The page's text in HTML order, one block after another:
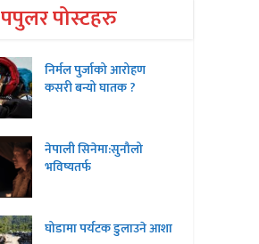
पपुलर पोस्टहरु
निर्मल पुर्जाको आरोहण
कसरी बन्यो घातक ?
नेपाली सिनेमा:सुनौलो
भविष्यतर्फ
घोडामा पर्यटक डुलाउने आशा